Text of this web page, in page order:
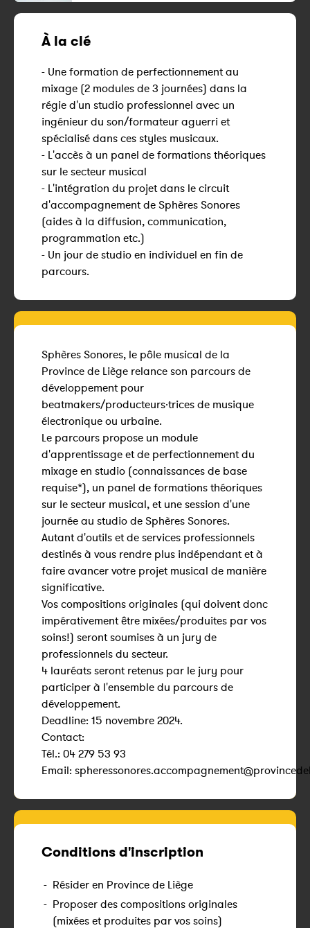
À la clé
- Une formation de perfectionnement au
mixage (2 modules de 3 journées) dans la
régie d'un studio professionnel avec un
ingénieur du son/formateur aguerri et
spécialisé dans ces styles musicaux.
- L'accès à un panel de formations théoriques
sur le secteur musical
- L'intégration du projet dans le circuit
d'accompagnement de Sphères Sonores
(aides à la diffusion, communication,
programmation etc.)
- Un jour de studio en individuel en fin de
parcours.
Sphères Sonores, le pôle musical de la
Province de Liège relance son parcours de
développement pour
beatmakers/producteurs·trices de musique
électronique ou urbaine.
Le parcours propose un module
d'apprentissage et de perfectionnement du
mixage en studio (connaissances de base
requise*), un panel de formations théoriques
sur le secteur musical, et une session d'une
journée au studio de Sphères Sonores.
Autant d'outils et de services professionnels
destinés à vous rendre plus indépendant et à
faire avancer votre projet musical de manière
significative.
Vos compositions originales (qui doivent donc
impérativement être mixées/produites par vos
soins!) seront soumises à un jury de
professionnels du secteur.
4 lauréats seront retenus par le jury pour
participer à l'ensemble du parcours de
développement.
Deadline: 15 novembre 2024.
Contact:
Tél.: 04 279 53 93
Email:
Conditions d'inscription
- Résider en Province de Liège
- Proposer des compositions originales
(mixées et produites par vos soins)